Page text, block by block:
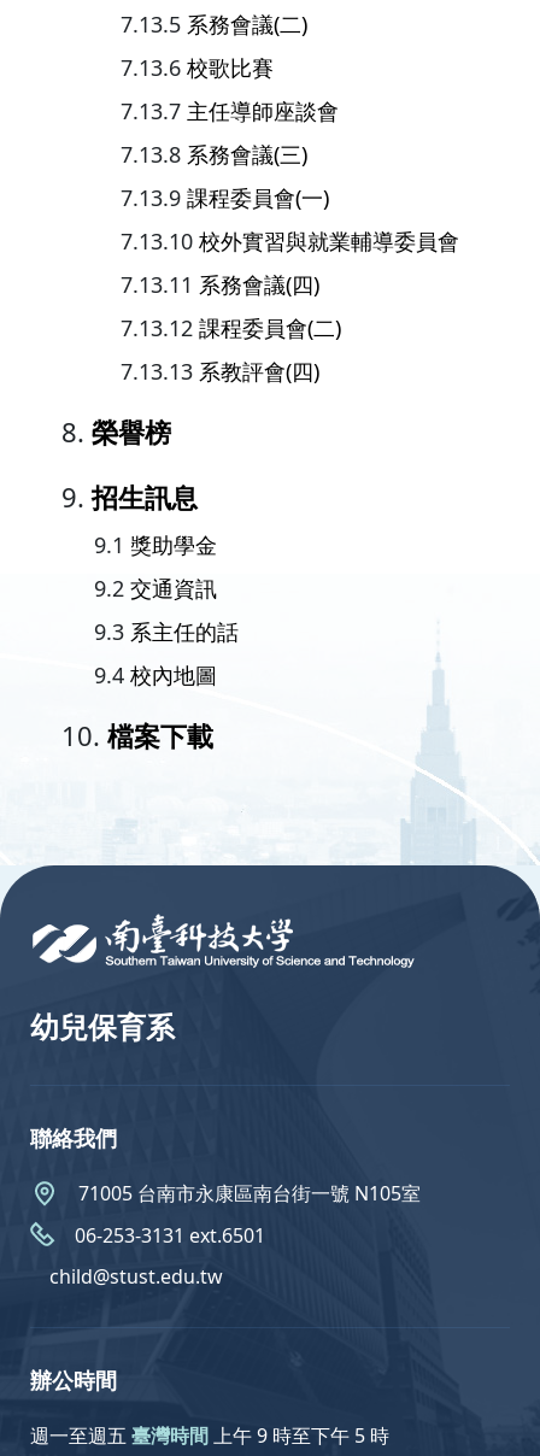
系務會議(二)
校歌比賽
主任導師座談會
系務會議(三)
課程委員會(一)
校外實習與就業輔導委員會
系務會議(四)
課程委員會(二)
系教評會(四)
榮譽榜
招生訊息
獎助學金
交通資訊
系主任的話
校內地圖
檔案下載
幼兒保育系
聯絡我們
71005 台南市永康區南台街一號 N105室
06-253-3131 ext.6501
child@stust.edu.tw
辦公時間
週一至週五 臺灣時間上午 9 時至下午 5 時